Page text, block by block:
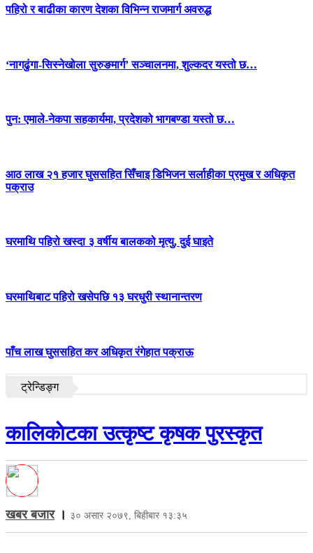
पहिरो र बाढीका कारण देशका विभिन्न राजमार्ग अवरुद्ध
‘नागढुंगा-सिस्नेखोला सुरुङमार्ग’ सञ्चालनमा, शुल्कदर यस्तो छ…
पुन: एमाले-नेकपा सहकार्यमा, प्रदेशको भागबण्डा यस्तो छ…
आठ लाख २१ हजार घुससहित सिँचाइ डिभिजन सर्लाहीका प्रमुख र अधिकृत
पक्राउ
घरमाथि पहिरो खस्दा ३ वर्षीय बालकको मृत्यु, दुई घाइते
घरमाथिबाट पहिरो खसेपछि १३ घरधुरी स्थानान्तरण
पाँच लाख घुससहित कर अधिकृत रंगेहात पक्राऊ
ट्रेन्डिङ्ग
कालिकाेटका उत्कृष्ट कृषक पुरस्कृत
खबर बजार। ३० असार २०७९, बिहीबार १३:३५